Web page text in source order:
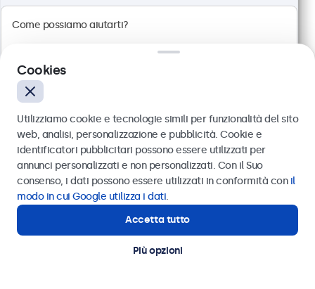
Articolo:19TS7M
Pannello multi-touch Full HD
Connessioni: HDMI, DisplayPort, USB-C, VGA
Montaggio: scrivania, parete, incasso
Dimensioni esterne: 481 x 294 x 45 mm
€ 569,00
€ 694,18 IVA incl.
Inviare
Oppure chiamaci al
Contatta i nostri esperti
Cookies
Utilizziamo cookie e tecnologie simili per funzionalità del sito
web, analisi, personalizzazione e pubblicità. Cookie e
identificatori pubblicitari possono essere utilizzati per
annunci personalizzati e non personalizzati. Con il Suo
consenso, i dati possono essere utilizzati in conformità con il
modo in cui Google utilizza i dati.
Accetta tutto
Più opzioni